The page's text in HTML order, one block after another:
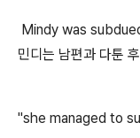
Mindy was
민디는 남편과 다툰
"she managed to